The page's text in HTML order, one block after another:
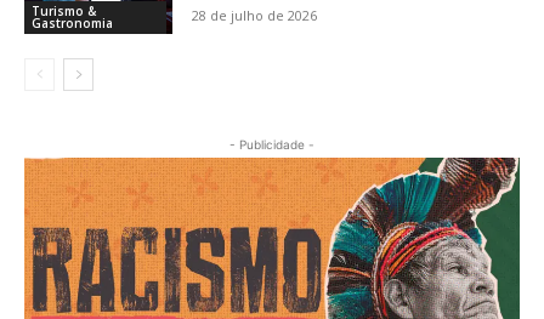
Turismo &
Gastronomia 28 de julho de 2026
- Publicidade -